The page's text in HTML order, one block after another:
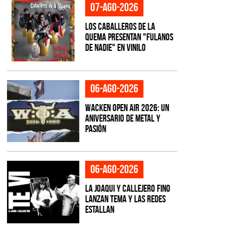
07-ago-2026
Los Caballeros de la
Quema presentan "Fulanos
de Nadie" en vinilo
06-ago-2026
Wacken Open Air 2026: Un
aniversario de metal y
pasión
06-ago-2026
La Joaqui y Callejero Fino
lanzan tema y las redes
estallan